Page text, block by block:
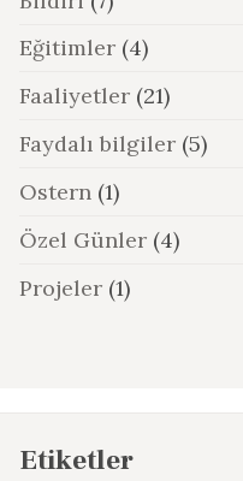
Eğitimler(4)
Faaliyetler(21)
Faydalı bilgiler(5)
Ostern(1)
Özel Günler(4)
Projeler(1)
Etiketler